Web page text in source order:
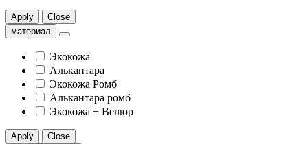
Apply
Close
материал
Экокожа
Алькантара
Экокожа Ромб
Алькантара ромб
Экокожа + Велюр
Apply
Close